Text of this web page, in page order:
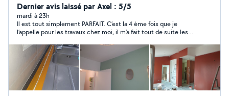
Dernier avis laissé par Axel : 5/5
mardi à 23h
Il est tout simplement PARFAIT. C’est la 4 ème fois que je
l’appelle pour les travaux chez moi, il m’a fait tout de suite les
fermés Merci beaucoup